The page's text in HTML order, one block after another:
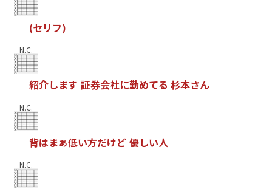
(セリ フ)
N.C.
紹介します 証券会社に勤めてる 杉本さん
N.C.
背はまぁ低い方だけど 優しい人
N.C.